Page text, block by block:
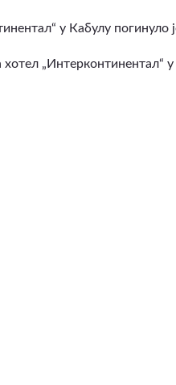
у Кабулу погинуло
„Интерконтинентал“